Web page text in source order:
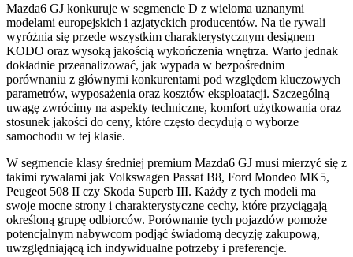
Mazda6 GJ konkuruje w segmencie D z wieloma uznanymi
modelami europejskich i azjatyckich producentów. Na tle rywali
wyróżnia się przede wszystkim charakterystycznym designem
KODO oraz wysoką jakością wykończenia wnętrza. Warto jednak
dokładnie przeanalizować, jak wypada w bezpośrednim
porównaniu z głównymi konkurentami pod względem kluczowych
parametrów, wyposażenia oraz kosztów eksploatacji. Szczególną
uwagę zwrócimy na aspekty techniczne, komfort użytkowania oraz
stosunek jakości do ceny, które często decydują o wyborze
samochodu w tej klasie.
W segmencie klasy średniej premium Mazda6 GJ musi mierzyć się z
takimi rywalami jak Volkswagen Passat B8, Ford Mondeo MK5,
Peugeot 508 II czy Skoda Superb III. Każdy z tych modeli ma
swoje mocne strony i charakterystyczne cechy, które przyciągają
określoną grupę odbiorców. Porównanie tych pojazdów pomoże
potencjalnym nabywcom podjąć świadomą decyzję zakupową,
uwzględniającą ich indywidualne potrzeby i preferencje.